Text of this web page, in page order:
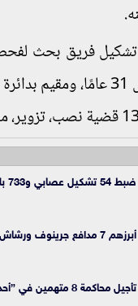
فريق بحث
محمد محروس 31
ضبط 54 تشكيل عصابي و733 بلطجي بحوزتهم أسلحة خلال شهر
أبرزهم 7 مدافع جرينوف ورشاش.. تفاصيل ضبط 4857 سلاح ناري
تأجيل محاكمة 8 متهمين في ”أحداث عنف الذكرى الثالثة لثورة يناير” لـ11 ديسمبر